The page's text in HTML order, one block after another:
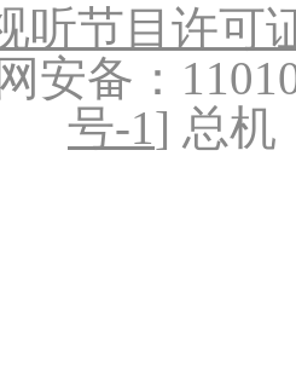
听节目许可
安备：
号-1] 总机